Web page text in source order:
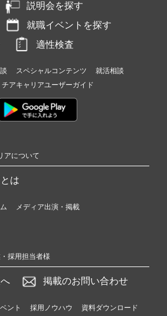
説明会を探す
就職イベントを探す
適性検査
スペシャルコンテンツ
就活相談
チアキャリアユーザーガイド
アについて
は
メディア出演・掲載
採用担当者様
掲載のお問い合わせ
ント 採用ノウハウ 資料ダウンロード